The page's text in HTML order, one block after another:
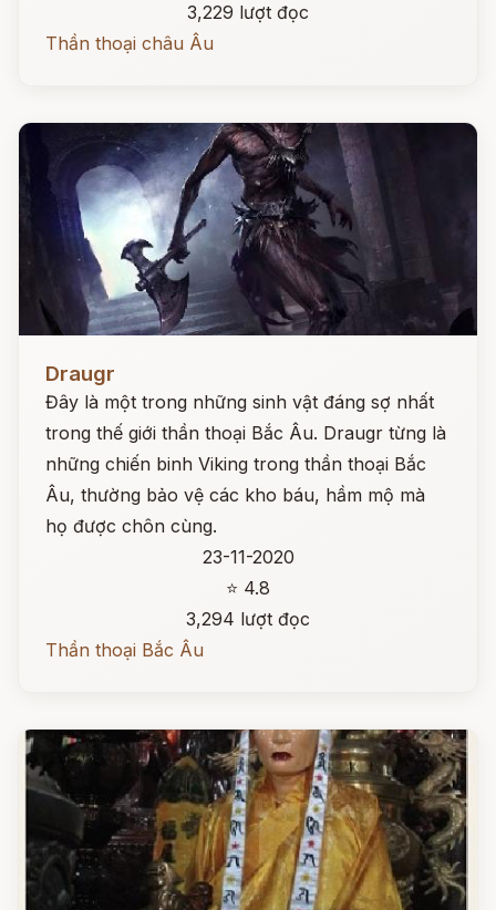
3,229 lượt đọc
Thần thoại châu Âu
Draugr
Đây là một trong những sinh vật đáng sợ nhất
trong thế giới thần thoại Bắc Âu. Draugr từng là
những chiến binh Viking trong thần thoại Bắc
Âu, thường bảo vệ các kho báu, hầm mộ mà
họ được chôn cùng.
23-11-2020
⭐ 4.8
3,294 lượt đọc
Thần thoại Bắc Âu